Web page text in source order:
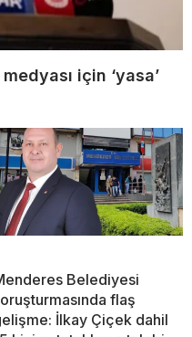
için ‘yasa’
Belediyesi
flaş
İlkay Çiçek dahil